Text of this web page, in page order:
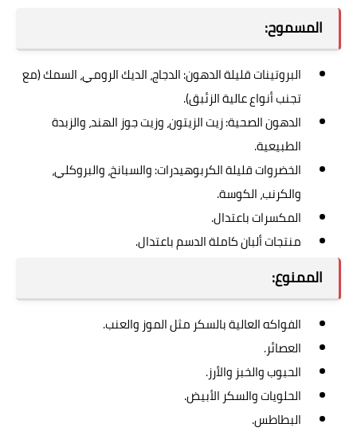
المسموح:
البروتينات قليلة الدهون: الدجاج، الديك الرومي، السمك (مع
تجنب أنواع عالية الزئبق).
الدهون الصحية: زيت الزيتون، وزيت جوز الهند، والزبدة
الطبيعية.
الخضروات قليلة الكربوهيدرات: والسبانخ، والبروكلي،
والكرنب، الكوسة.
المكسرات باعتدال.
منتجات ألبان كاملة الدسم باعتدال.
الممنوع:
الفواكه العالية بالسكر مثل الموز والعنب.
العصائر.
الحبوب والخبز والأرز.
الحلويات والسكر الأبيض.
البطاطس.